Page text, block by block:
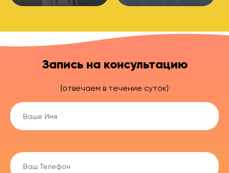
Запись на консультацию
(отвечаем в течение суток)